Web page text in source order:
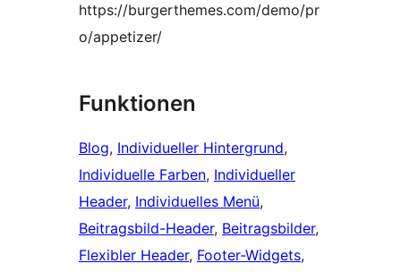
https://burgerthemes.com/demo/pr
o/appetizer/
Funktionen
Blog, Individueller Hintergrund
Individuelle Farben, Individueller
Header, Individuelles Menü
Beitragsbild-Header, Beitragsbilder
Flexibler Header, Footer-Widgets